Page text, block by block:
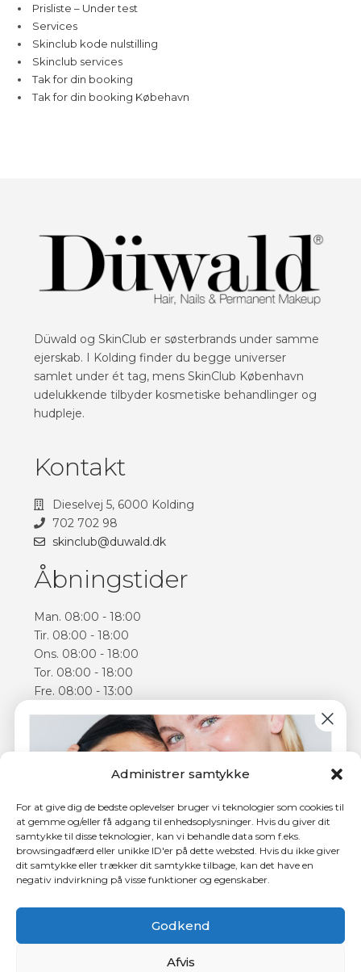
Administrer samtykke
For at give dig de bedste oplevelser bruger vi teknologier som cookies til
at gemme og/eller få adgang til enhedsoplysninger. Hvis du giver dit
samtykke til disse teknologier, kan vi behandle data som f.eks.
browsingadfærd eller unikke ID'er på dette websted. Hvis du ikke giver
dit samtykke eller trækker dit samtykke tilbage, kan det have en
negativ indvirkning på visse funktioner og egenskaber.
Godkend
Afvis
Prisliste – Under test
Services
Skinclub kode nulstilling
Skinclub services
Tak for din booking
Tak for din booking Købehavn
Düwald og SkinClub er søsterbrands under samme
ejerskab. I Kolding finder du begge universer
samlet under ét tag, mens SkinClub København
udelukkende tilbyder kosmetiske behandlinger og
hudpleje.
Kontakt
Dieselvej 5, 6000 Kolding
702 702 98
skinclub@duwald.dk
Åbningstider
Man. 08:00 - 18:00
Tir. 08:00 - 18:00
Ons. 08:00 - 18:00
Tor. 08:00 - 18:00
Fre. 08:00 - 13:00
Åbningstiderne kan varierer
Følg os
Facebook
Instagram